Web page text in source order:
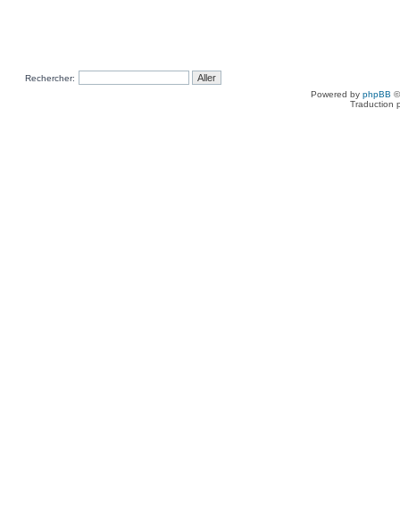
Rechercher:
Powered by phpBB
Traduction